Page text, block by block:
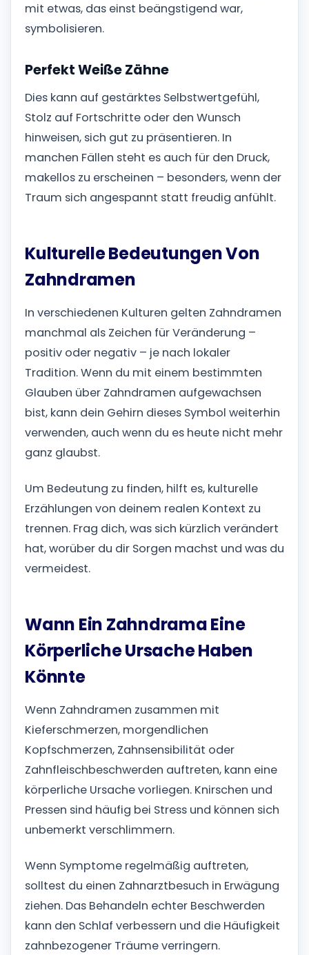
mit etwas, das einst beängstigend war,
symbolisieren.
Perfekt Weiße Zähne
Dies kann auf gestärktes Selbstwertgefühl,
Stolz auf Fortschritte oder den Wunsch
hinweisen, sich gut zu präsentieren. In
manchen Fällen steht es auch für den Druck,
makellos zu erscheinen – besonders, wenn der
Traum sich angespannt statt freudig anfühlt.
Kulturelle Bedeutungen Von
Zahndramen
In verschiedenen Kulturen gelten Zahndramen
manchmal als Zeichen für Veränderung –
positiv oder negativ – je nach lokaler
Tradition. Wenn du mit einem bestimmten
Glauben über Zahndramen aufgewachsen
bist, kann dein Gehirn dieses Symbol weiterhin
verwenden, auch wenn du es heute nicht mehr
ganz glaubst.
Um Bedeutung zu finden, hilft es, kulturelle
Erzählungen von deinem realen Kontext zu
trennen. Frag dich, was sich kürzlich verändert
hat, worüber du dir Sorgen machst und was du
vermeidest.
Wann Ein Zahndrama Eine
Körperliche Ursache Haben
Könnte
Wenn Zahndramen zusammen mit
Kieferschmerzen, morgendlichen
Kopfschmerzen, Zahnsensibilität oder
Zahnfleischbeschwerden auftreten, kann eine
körperliche Ursache vorliegen. Knirschen und
Pressen sind häufig bei Stress und können sich
unbemerkt verschlimmern.
Wenn Symptome regelmäßig auftreten,
solltest du einen Zahnarztbesuch in Erwägung
ziehen. Das Behandeln echter Beschwerden
kann den Schlaf verbessern und die Häufigkeit
zahnbezogener Träume verringern.